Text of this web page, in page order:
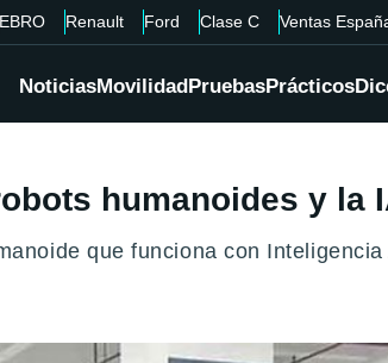
EBRO Renault Ford Clase C Ventas
NoticiasMovilidadPruebasPrácticos
humanoides y la
que funciona con